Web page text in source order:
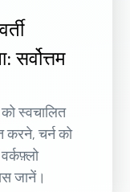
स्वचालित
चर्न को
जानें।